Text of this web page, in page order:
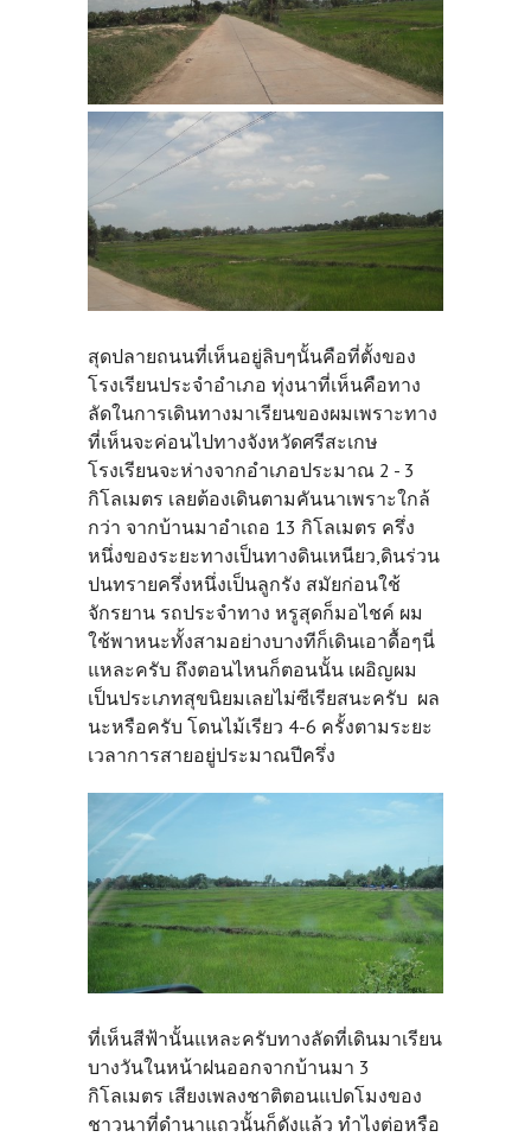
สุดปลายถนนที่เห็นอยู่ลิบๆนั้นคือที่ตั้งของ
โรงเรียนประจำอำเภอ ทุ่งนาที่เห็นคือทาง
ลัดในการเดินทางมาเรียนของผมเพราะทาง
ที่เห็นจะค่อนไปทางจังหวัดศรีสะเกษ
โรงเรียนจะห่างจากอำเภอประมาณ 2 - 3
กิโลเมตร เลยต้องเดินตามคันนาเพราะใกล้
กว่า จากบ้านมาอำเถอ 13 กิโลเมตร ครึ่ง
หนึ่งของระยะทางเป็นทางดินเหนียว,ดินร่วน
ปนทรายครึ่งหนึ่งเป็นลูกรัง สมัยก่อนใช้
จักรยาน รถประจำทาง หรูสุดก็มอไชค์ ผม
ใช้พาหนะทั้งสามอย่างบางทีก็เดินเอาดื้อๆนี่
แหละครับ ถึงตอนไหนก็ตอนนั้น เผอิญผม
เป็นประเภทสุขนิยมเลยไม่ซีเรียสนะครับ ผล
นะหรือครับ โดนไม้เรียว 4-6 ครั้งตามระยะ
เวลาการสายอยู่ประมาณปีครึ่ง
ที่เห็นสีฟ้านั้นแหละครับทางลัดที่เดินมาเรียน
บางวันในหน้าฝนออกจากบ้านมา 3
กิโลเมตร เสียงเพลงชาติตอนแปดโมงของ
ชาวนาที่ดำนาแถวนั้นก็ดังแล้ว ทำไงต่อหรือ